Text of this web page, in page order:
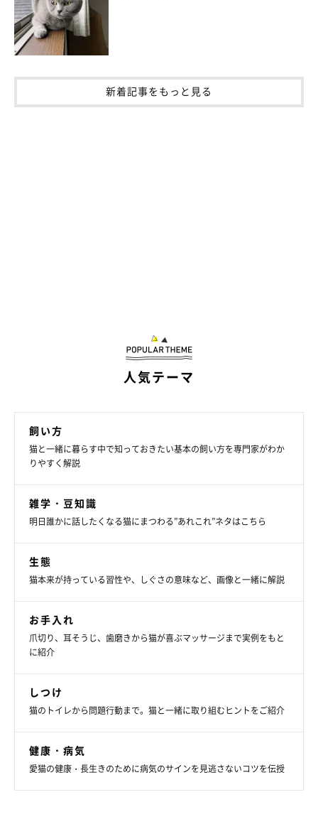
※記事と写真に関連性はありませんので予めご了承ください。
文・分析／ねこのきもち長生き研究会
新着記事をもっと見る
人気テーマ
飼い方
猫と一緒に暮らす中で知っておきたい基本の飼い方を専門家がわか
りやすく解説
雑学・豆知識
明日誰かに話したくなる猫にまつわる”あれこれ”ネタはこちら
生態
猫本来が持っている習性や、しぐさの意味など、画像と一緒に解説
お手入れ
爪切り、耳そうじ、歯磨きから猫が喜ぶマッサージまで実例をもと
に紹介
しつけ
猫のトイレから問題行動まで。猫と一緒に取り組むヒントをご紹介
健康・病気
愛猫の健康・長生きのために病気のサインを見逃さないコツを伝授